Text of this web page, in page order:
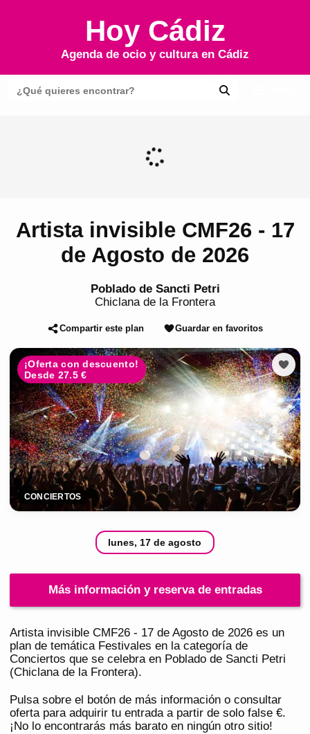
Hoy Cádiz
Agenda de ocio y cultura en Cádiz
Artista invisible CMF26 - 17
de Agosto de 2026
Poblado de Sancti Petri
Chiclana de la Frontera
Compartir este plan Guardar en favoritos
¡Oferta con descuento!
Desde 27.5 €
CONCIERTOS
lunes, 17 de agosto
Más información y reserva de entradas
Artista invisible CMF26 - 17 de Agosto de 2026 es un
plan de temática Festivales en la categoría de
Conciertos que se celebra en Poblado de Sancti Petri
(Chiclana de la Frontera).
Pulsa sobre el botón de más información o consultar
oferta para adquirir tu entrada a partir de solo false €.
¡No lo encontrarás más barato en ningún otro sitio!